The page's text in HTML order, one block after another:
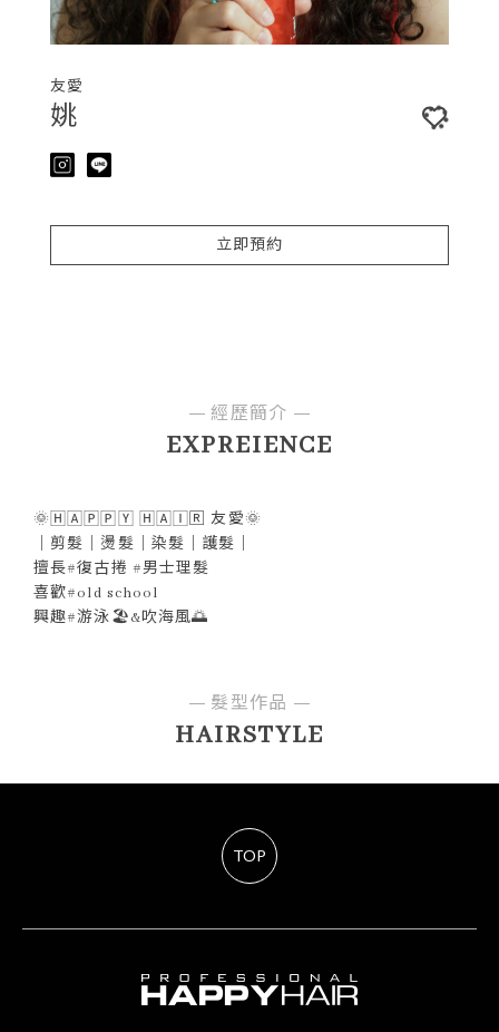
友愛
姚
立即預約
EXPREIENCE
經歷簡介
🌞🄷🄰🄿🄿🅈 🄷🄰🄸🅁 友愛🌞
｜剪髮｜燙髮｜染髮｜護髮｜
擅長#復古捲 #男士理髮
喜歡#old school
興趣#游泳🏖&吹海風🌅
HAIRSTYLE
髮型作品
TOP